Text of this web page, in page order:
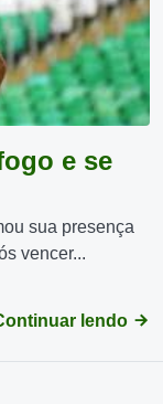
e se
sua presença
vencer...
lendo